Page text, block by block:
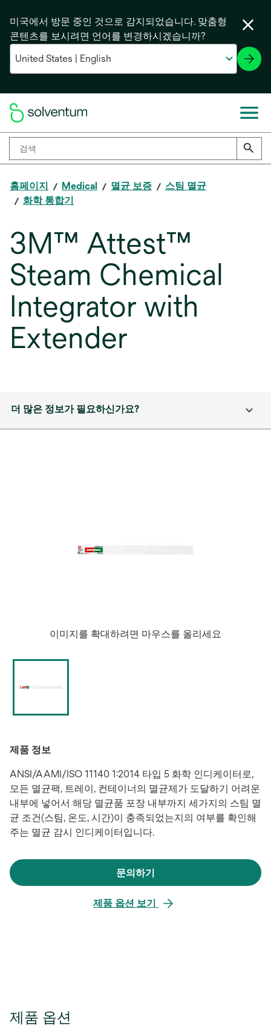
미국에서 방문 중인 것으로 감지되었습니다. 맞춤형
콘텐츠를 보시려면 언어를 변경하시겠습니까?
홈페이지 Medical 멸균 보증
스팀 멸균
화학 통합기
3M™ Attest™
Steam Chemical
Integrator with
Extender
더 많은 정보가 필요하신가요?
이미지를 확대하려면 마우스를 올리세요
제품 정보
ANSI/AAMI/ISO 11140 1:2014 타입 5 화학 인디케이터로,
모든 멸균팩, 트레이, 컨테이너의 멸균제가 도달하기 어려운
내부에 넣어서 해당 멸균품 포장 내부까지 세가지의 스팀 멸
균 조건(스팀, 온도, 시간)이 충족되었는지의 여부를 확인해
주는 멸균 감시 인디케이터입니다.
문의하기
새
에
제품 옵션 보기
제품 옵션